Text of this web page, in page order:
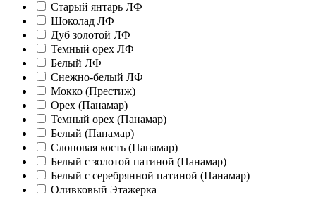
Старый янтарь ЛФ
Шоколад ЛФ
Дуб золотой ЛФ
Темный орех ЛФ
Белый ЛФ
Снежно-белый ЛФ
Мокко (Престиж)
Орех (Панамар)
Темный орех (Панамар)
Белый (Панамар)
Слоновая кость (Панамар)
Белый с золотой патиной (Панамар)
Белый с серебрянной патиной (Панамар)
Оливковый Этажерка